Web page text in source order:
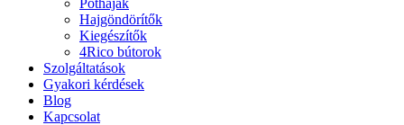
Póthajak
Hajgöndörítők
Kiegészítők
4Rico bútorok
Szolgáltatások
Gyakori kérdések
Blog
Kapcsolat